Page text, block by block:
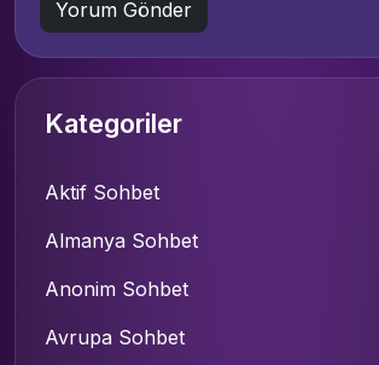
Kategoriler
Aktif Sohbet
Almanya Sohbet
Anonim Sohbet
Avrupa Sohbet